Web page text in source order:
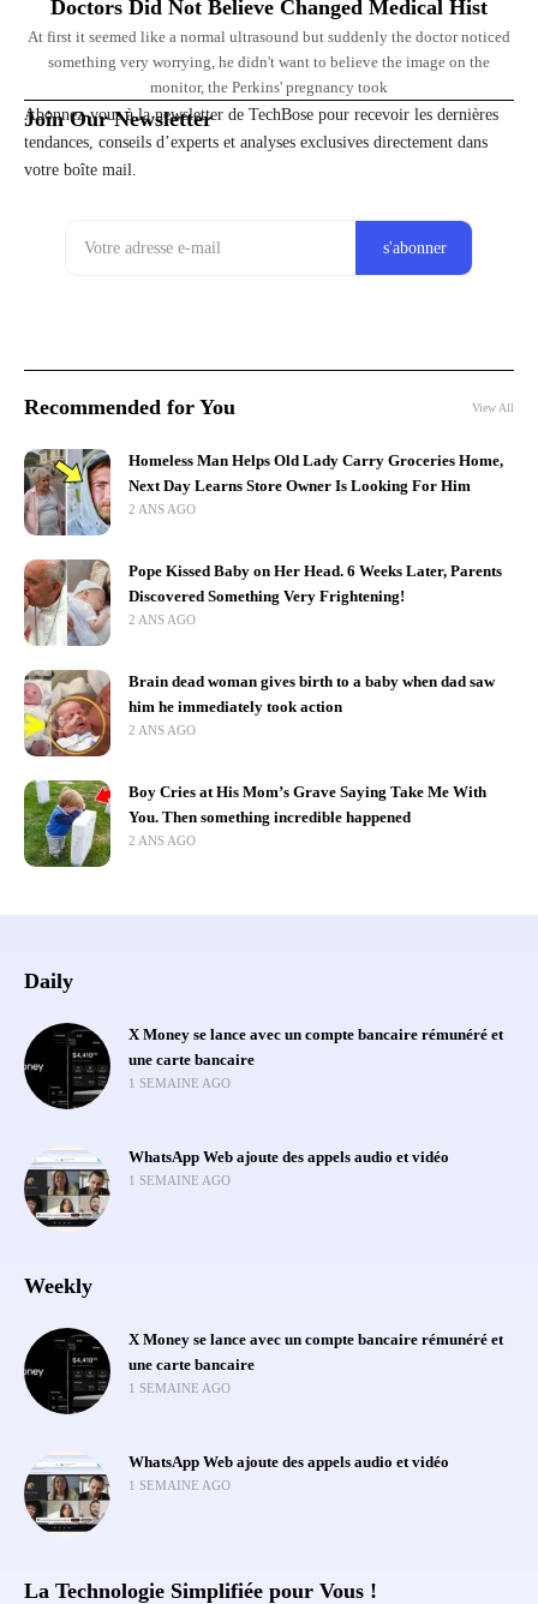
Doctors Did Not Believe Changed Medical Hist
At first it seemed like a normal ultrasound but suddenly the doctor noticed
something very worrying, he didn't want to believe the image on the
monitor, the Perkins' pregnancy took
Join Our Newsletter
Abonnez-vous à la newsletter de TechBose pour recevoir les dernières
tendances, conseils d’experts et analyses exclusives directement dans
votre boîte mail.
Recommended for You View All
Homeless Man Helps Old Lady Carry Groceries Home,
Next Day Learns Store Owner Is Looking For Him
2 ANS AGO
Pope Kissed Baby on Her Head. 6 Weeks Later, Parents
Discovered Something Very Frightening!
2 ANS AGO
Brain dead woman gives birth to a baby when dad saw
him he immediately took action
2 ANS AGO
Boy Cries at His Mom’s Grave Saying Take Me With
You. Then something incredible happened
2 ANS AGO
Daily
X Money se lance avec un compte bancaire rémunéré et
une carte bancaire
1 SEMAINE AGO
WhatsApp Web ajoute des appels audio et vidéo
1 SEMAINE AGO
Weekly
X Money se lance avec un compte bancaire rémunéré et
une carte bancaire
1 SEMAINE AGO
WhatsApp Web ajoute des appels audio et vidéo
1 SEMAINE AGO
La Technologie Simplifiée pour Vous !